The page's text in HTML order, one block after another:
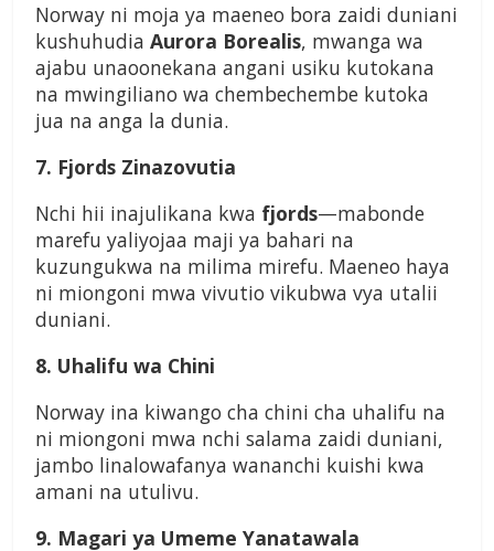
Norway ni moja ya maeneo bora zaidi duniani
kushuhudia Aurora Borealis, mwanga wa
ajabu unaoonekana angani usiku kutokana
na mwingiliano wa chembechembe kutoka
jua na anga la dunia.
7. Fjords Zinazovutia
Nchi hii inajulikana kwa fjords—mabonde
marefu yaliyojaa maji ya bahari na
kuzungukwa na milima mirefu. Maeneo haya
ni miongoni mwa vivutio vikubwa vya utalii
duniani.
8. Uhalifu wa Chini
Norway ina kiwango cha chini cha uhalifu na
ni miongoni mwa nchi salama zaidi duniani,
jambo linalowafanya wananchi kuishi kwa
amani na utulivu.
9. Magari ya Umeme Yanatawala